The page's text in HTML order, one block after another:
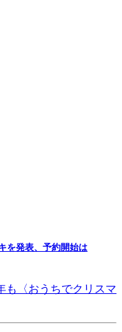
を発表、予約開始は
も〈おうちでクリスマ